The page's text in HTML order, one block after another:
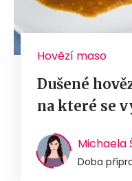
Hovězí maso
Dušené
na které se
Michaela
Doba